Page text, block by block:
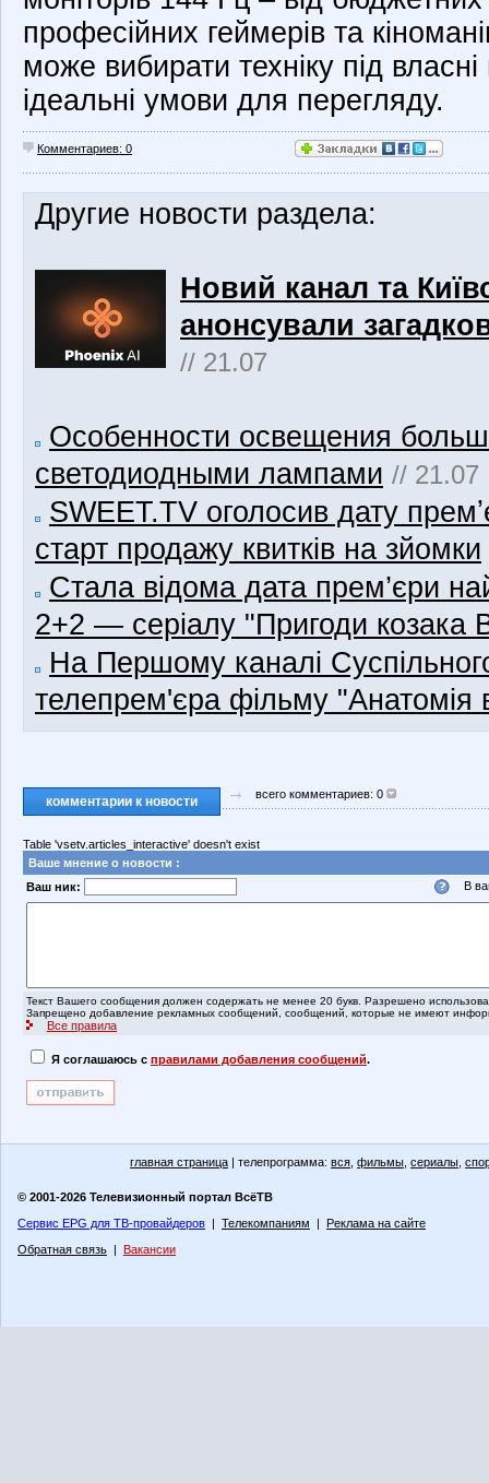
професійних геймерів та
може вибирати техніку під
ідеальні умови для перегляду.
Комментариев: 0
Другие новости раздела:
Новий канал та
анонсували
// 21.07
Особенности освещения
светодиодными лампами // 21.07
SWEET.TV оголосив дату
старт продажу квитків на зйомки
Стала відома дата прем’єри
2+2 — серіалу "Пригоди козака
На Першому каналі
телепрем'єра фільму "Анатомія
комментарии к новости всего комментариев: 0
Table 'vsetv.articles_interactive' doesn't exist
Ваше мнение о новости :
Ваш ник:
В
Текст Вашего сообщения должен содержать не менее 20 букв. Разрешено
Запрещено добавление рекламных сообщений, сообщений, которые не имеют
Все правила
Я соглашаюсь с правилами добавления сообщений.
главная страница | телепрограмма: вся фильмы сериалы
© 2001-2026 Телевизионный портал ВсёТВ
Сервис EPG для ТВ-провайдеров | Телекомпаниям | Реклама на сайте
Обратная связь | Вакансии